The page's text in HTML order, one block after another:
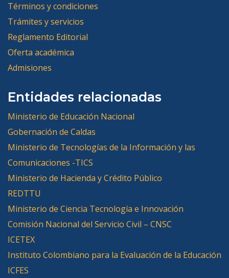
Términos y condiciones
Trámites y servicios
Reglamento Editorial
Oferta académica
Admisiones
Entidades relacionadas
Ministerio de Educación Nacional
Gobernación de Caldas
Ministerio de Tecnologías de la Información y las
Comunicaciones -TICS
Ministerio de Hacienda y Crédito Público
REDTTU
Ministerio de Ciencia Tecnología e Innovación
Comisión Nacional del Servicio Civil – CNSC
ICETEX
Instituto Colombiano para la Evaluación de la Educación
ICFES